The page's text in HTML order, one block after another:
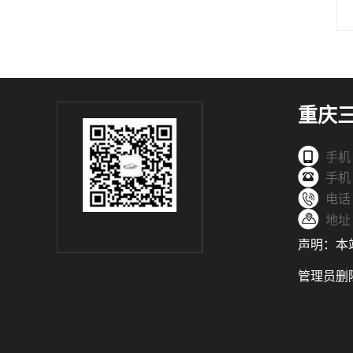
重庆
手机
手机
电话
地
声明：本
管理员删